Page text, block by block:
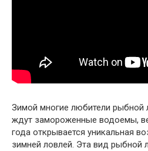
Зимой многие любители рыбной
ждут замороженные водоемы,
года открывается уникальная
зимней ловлей. Эта вид рыбной